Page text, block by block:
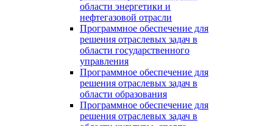
области энергетики и
нефтегазовой отрасли
Программное обеспечение для
решения отраслевых задач в
области государственного
управления
Программное обеспечение для
решения отраслевых задач в
области образования
Программное обеспечение для
решения отраслевых задач в